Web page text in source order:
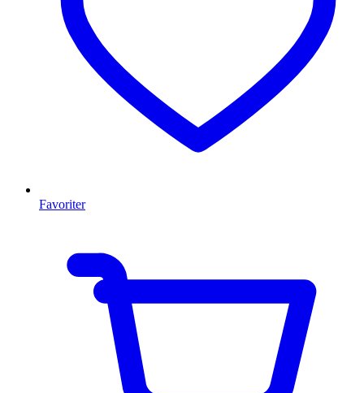
Favoriter